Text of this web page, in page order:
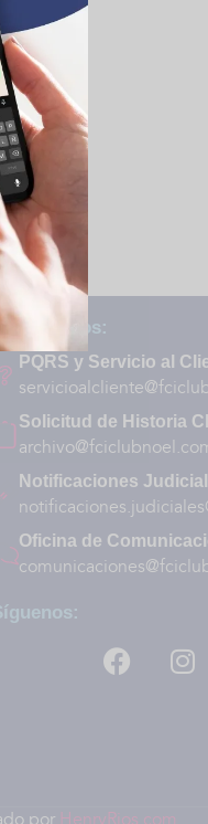
PQRS y Servicio al
Solicitud de Historia
Notificaciones
Oficina de